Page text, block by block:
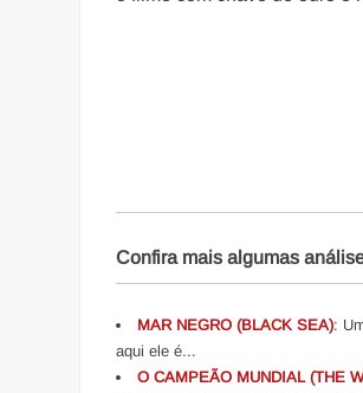
Confira mais algumas
MAR NEGRO (BLACK SEA):
aqui ele é...
O CAMPEÃO MUNDIAL (THE